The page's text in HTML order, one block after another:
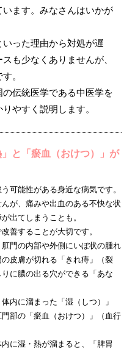
ます。みなさんはいかが
った理由から対処が遅
も少なくありませんが、
。
伝統医学である中医学を
やすく説明します。
と「瘀血（おけつ）」が
可能性がある身近な病気です。
が、痛みや出血のある不快な状
出てしまうことも。
善することが大切です。
門の内部や外側にいぼ状の腫れ
皮膚が切れる「きれ痔」（裂
に膿の出る穴ができる「あな
内に溜まった「湿（しつ）」
門部の「瘀血（おけつ）」（血行
に湿・熱が溜まると、「脾胃